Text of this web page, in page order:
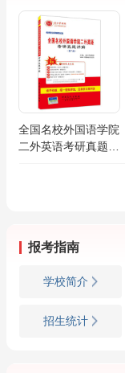
全国名校外国语学院
二外英语考研真题详
报考指南
学校简介
招生统计